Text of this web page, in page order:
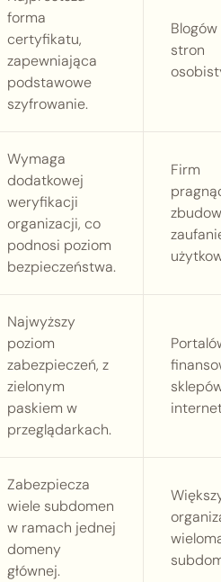
forma
certyfikatu,
zapewniająca
podstawowe
szyfrowanie.
stron
Wymaga
dodatkowej
weryfikacji
organizacji, co
podnosi poziom
bezpieczeństwa.
Firm
Najwyższy
poziom
zabezpieczeń, z
zielonym
paskiem w
przeglądarkach.
Zabezpiecza
wiele subdomen
w ramach jednej
domeny
głównej.